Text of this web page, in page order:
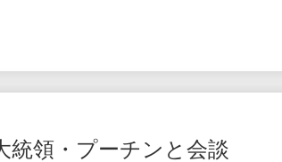
れるトラフィックを処理するには,コア
統領・プーチンと会談